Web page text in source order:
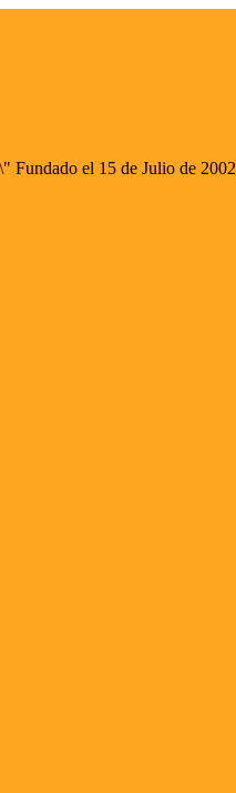
el 15 de Julio de 2002